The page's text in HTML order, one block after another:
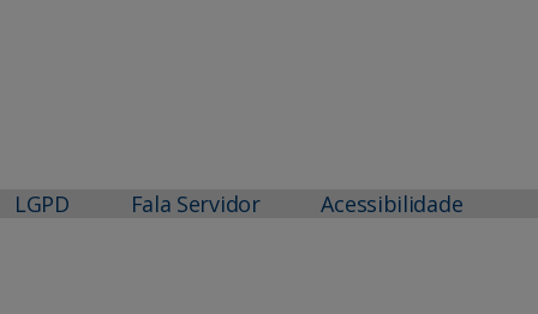
LGPD Fala Servidor Acessibilidade